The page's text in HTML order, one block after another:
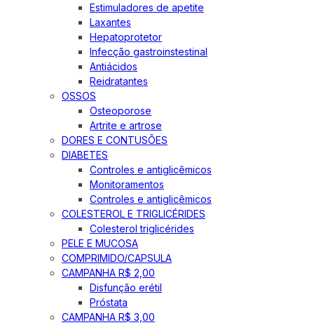
Estimuladores de apetite
Laxantes
Hepatoprotetor
Infecção gastroinstestinal
Antiácidos
Reidratantes
OSSOS
Osteoporose
Artrite e artrose
DORES E CONTUSÕES
DIABETES
Controles e antiglicêmicos
Monitoramentos
Controles e antiglicêmicos
COLESTEROL E TRIGLICÉRIDES
Colesterol triglicérides
PELE E MUCOSA
COMPRIMIDO/CAPSULA
CAMPANHA R$ 2,00
Disfunção erétil
Próstata
CAMPANHA R$ 3,00